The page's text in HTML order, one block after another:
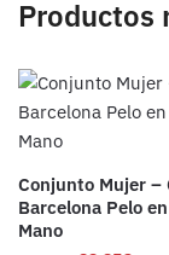
Productos
Conjunto Mujer –
Barcelona Pelo
Mano